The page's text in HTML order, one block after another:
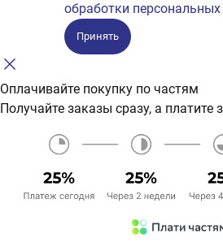
обработки
Принять
Оплачивайте покупку по частям
Получайте заказы сразу, а платите